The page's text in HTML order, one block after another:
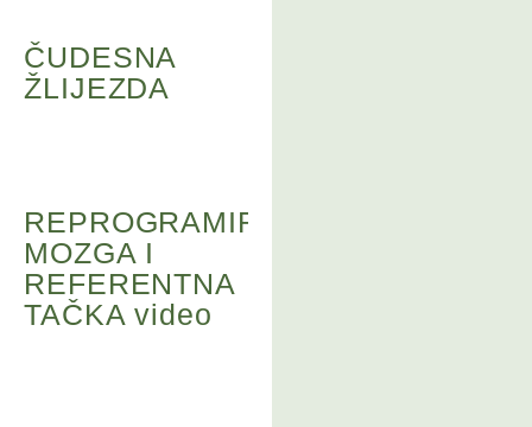
ČUDESNA
ŽLIJEZDA
REPROGRAMIRANJE
MOZGA I
REFERENTNA
TAČKA video